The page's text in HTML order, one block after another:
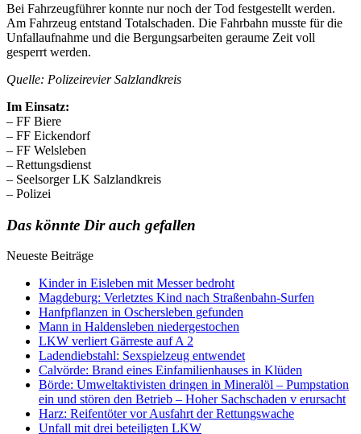
Bei Fahrzeugführer konnte nur noch der Tod festgestellt werden.
Am Fahrzeug entstand Totalschaden. Die Fahrbahn musste für die
Unfallaufnahme und die Bergungsarbeiten geraume Zeit voll
gesperrt werden.
Quelle: Polizeirevier Salzlandkreis
Im Einsatz:
– FF Biere
– FF Eickendorf
– FF Welsleben
– Rettungsdienst
– Seelsorger LK Salzlandkreis
– Polizei
Das könnte Dir auch gefallen
Neueste Beiträge
Kinder in Eisleben mit Messer bedroht
Magdeburg: Verletztes Kind nach Straßenbahn-Surfen
Hanfpflanzen in Oschersleben gefunden
Mann in Haldensleben niedergestochen
LKW verliert Gärreste auf A 2
Ladendiebstahl: Sexspielzeug entwendet
Calvörde: Brand eines Einfamilienhauses in Klüden
Börde: Umweltaktivisten dringen in Mineralöl – Pumpstation
ein und stören den Betrieb – Hoher Sachschaden v erursacht
Harz: Reifentöter vor Ausfahrt der Rettungswache
Unfall mit drei beteiligten LKW